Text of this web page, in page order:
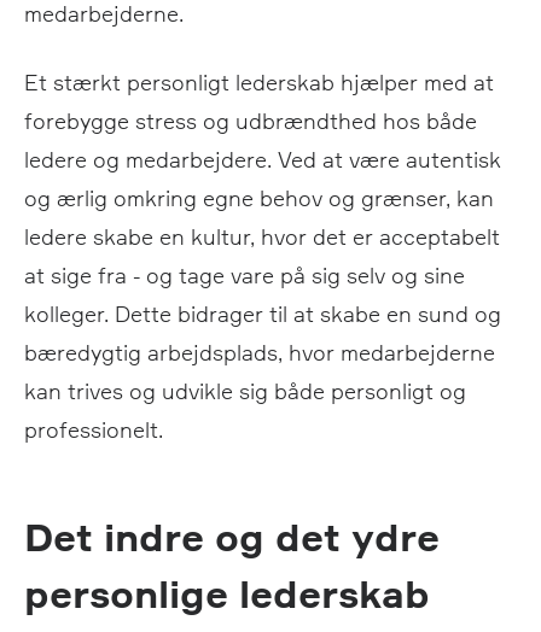
medarbejderne.
Et stærkt personligt lederskab hjælper med at
forebygge stress og udbrændthed hos både
ledere og medarbejdere. Ved at være autentisk
og ærlig omkring egne behov og grænser, kan
ledere skabe en kultur, hvor det er acceptabelt
at sige fra - og tage vare på sig selv og sine
kolleger. Dette bidrager til at skabe en sund og
bæredygtig arbejdsplads, hvor medarbejderne
kan trives og udvikle sig både personligt og
professionelt.
Det indre og det ydre
personlige lederskab